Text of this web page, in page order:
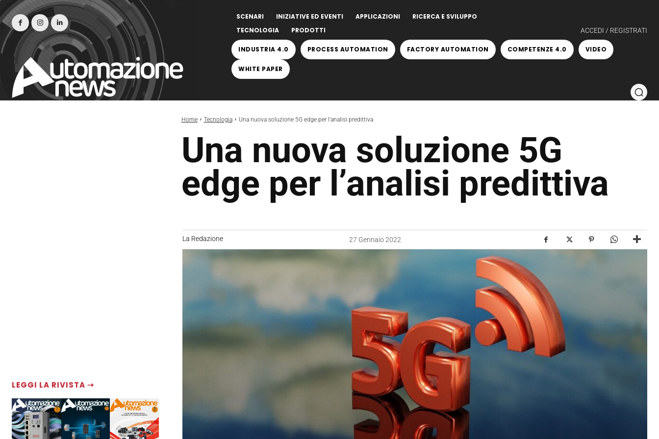
SCENARI INIZIATIVE ED EVENTI APPLICAZIONI
RICERCA E SVILUPPO
TECNOLOGIA
PRODOTTI ACCEDI / REGISTRATI
INDUSTRIA 4.0 PROCESS AUTOMATION FACTORY AUTOMATION COMPETENZE 4.0 VIDEO
WHITE PAPER
Home Tecnologia Una nuova soluzione 5G edge per l'analisi predittiva
Una nuova soluzione 5G
edge per l’analisi predittiva
LEGGI LA RIVISTA ⇢
La Redazione 27 Gennaio 2022